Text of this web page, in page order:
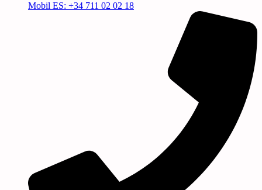
Mobil ES: +34 711 02 02 18